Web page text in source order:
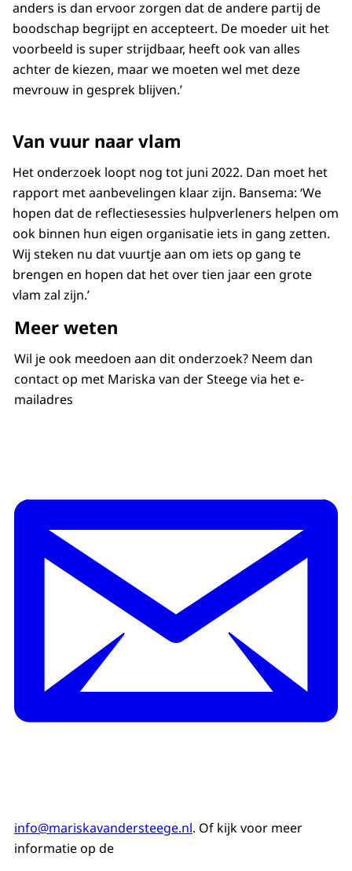
anders is dan ervoor zorgen dat de andere partij de
boodschap begrijpt en accepteert. De moeder uit het
voorbeeld is super strijdbaar, heeft ook van alles
achter de kiezen, maar we moeten wel met deze
mevrouw in gesprek blijven.’
Van vuur naar vlam
Het onderzoek loopt nog tot juni 2022. Dan moet het
rapport met aanbevelingen klaar zijn. Bansema: ‘We
hopen dat de reflectiesessies hulpverleners helpen om
ook binnen hun eigen organisatie iets in gang zetten.
Wij steken nu dat vuurtje aan om iets op gang te
brengen en hopen dat het over tien jaar een grote
vlam zal zijn.’
Meer weten
Wil je ook meedoen aan dit onderzoek? Neem dan
contact op met Mariska van der Steege via het e-
mailadres
info@mariskavandersteege.nl. Of kijk voor meer
informatie op de